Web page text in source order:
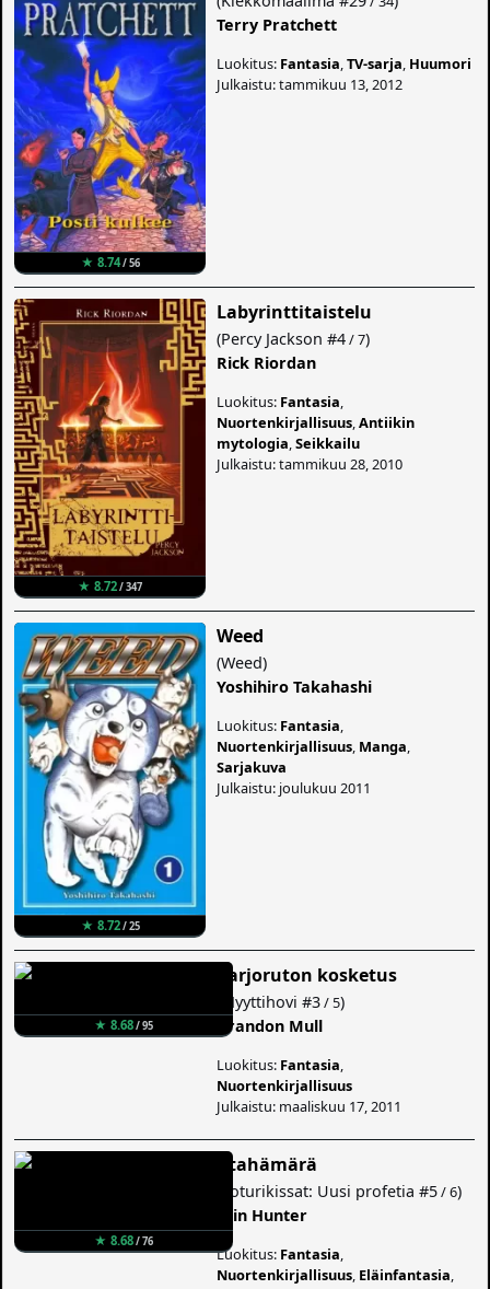
★ 8.74/ 56
Terry Pratchett
Luokitus: Fantasia ,TV-sarja Huumori
Julkaistu: tammikuu 13, 2012
★ 8.72/ 347
Labyrinttitaistelu
(Percy Jackson #4/ 7)
Rick Riordan
Luokitus: Fantasia
Nuortenkirjallisuus ,Antiikin
mytologia ,Seikkailu
Julkaistu: tammikuu 28, 2010
★ 8.72/ 25
Weed
(Weed)
Yoshihiro Takahashi
Luokitus: Fantasia
Nuortenkirjallisuus Manga
Sarjakuva
Julkaistu: joulukuu 2011
★ 8.68/ 95
Varjoruton kosketus
Myyttihovi #3/ 5)
Brandon Mull
Luokitus: Fantasia
Nuortenkirjallisuus
Julkaistu: maaliskuu 17, 2011
★ 8.68/ 76
Iltahämärä
Soturikissat: Uusi profetia #5/ 6)
Erin Hunter
Luokitus: Fantasia
Nuortenkirjallisuus Eläinfantasia